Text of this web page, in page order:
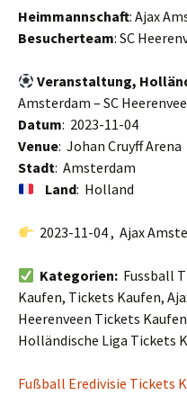
Heimmannschaft: Ajax
Besucherteam: SC
Veranstaltung,
Amsterdam – SC
Datum: 2023-11-04
Venue: Johan Cruyff Arena
Stadt: Amsterdam
Land: Holland
2023-11-04 , Ajax
Kategorien: Fussball
Kaufen, Tickets Kaufen,
Heerenveen Tickets
Holländische Liga Tickets
Fußball Eredivisie Tickets